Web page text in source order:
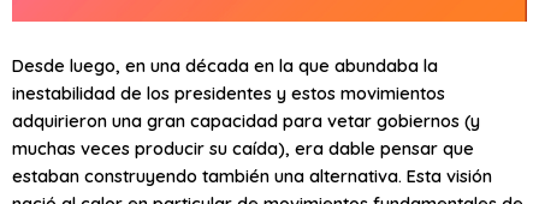
Desde luego, en una década en la que abundaba la
inestabilidad de los presidentes y estos movimientos
adquirieron una gran capacidad para vetar gobiernos (y
muchas veces producir su caída), era dable pensar que
estaban construyendo también una alternativa. Esta visión